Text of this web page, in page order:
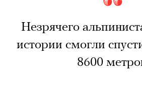
Незрячего
истории смогли
8600